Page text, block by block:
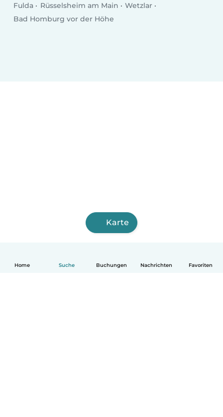
Home Suche Buchungen Nachrichten Favoriten
Fulda
Rüsselsheim am Main
Wetzlar
Bad Homburg vor der Höhe
Karte